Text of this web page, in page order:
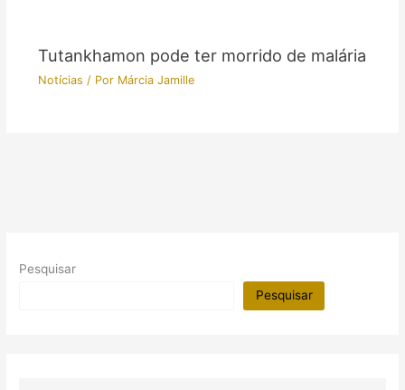
Tutankhamon pode ter morrido de malária
Notícias / Por Márcia Jamille
Pesquisar
Pesquisar